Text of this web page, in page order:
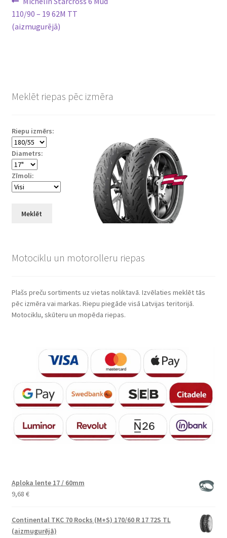
izvēlne
post:
110/90 – 19 62M TT
(aizmugurējā)
Meklēt riepas pēc izmēra
Riepu izmērs:
Diametrs:
Zīmoli:
Meklēt
Motociklu un motorolleru riepas
Plašs preču sortiments uz vietas noliktavā. Izvēlaties meklēt tās
pēc izmēra vai markas. Riepu piegāde visā Latvijas teritorijā.
Motociklu, skūteru un mopēda riepas.
Aploka lente 17 / 60mm
9,68 €
Continental TKC 70 Rocks (M+S) 170/60 R 17 72S TL
(aizmugurējā)